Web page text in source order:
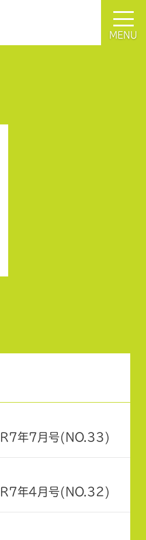
MENU
R7年7月号(NO.33)
R7年4月号(NO.32)